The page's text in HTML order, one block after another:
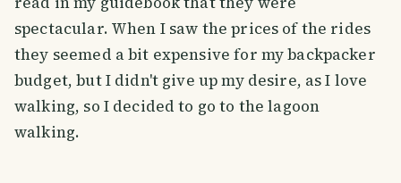
spectacular. When I saw the prices of the rides
they seemed a bit expensive for my backpacker
budget, but I didn't give up my desire, as I love
walking, so I decided to go to the lagoon
walking.